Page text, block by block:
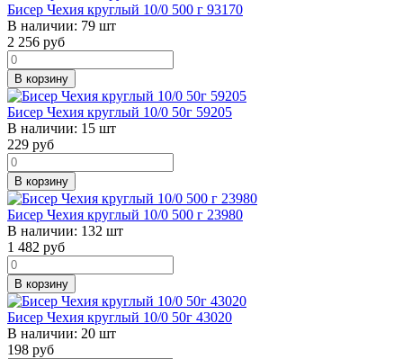
Бисер Чехия круглый 10/0 500 г 93170
В наличии: 79 шт
2 256 руб
В корзину
Бисер Чехия круглый 10/0 50г 59205
В наличии: 15 шт
229 руб
В корзину
Бисер Чехия круглый 10/0 500 г 23980
В наличии: 132 шт
1 482 руб
В корзину
Бисер Чехия круглый 10/0 50г 43020
В наличии: 20 шт
198 руб